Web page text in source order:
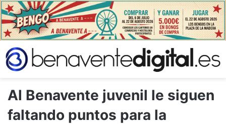
Al Benavente juvenil le siguen
faltando puntos para la